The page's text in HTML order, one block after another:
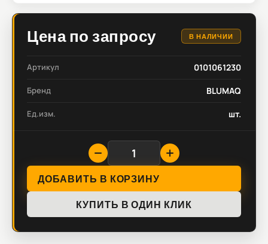
Цена по запросу В НАЛИЧИИ
Артикул 0101061230
Бренд BLUMAQ
Ед.изм. шт.
ДОБАВИТЬ В КОРЗИНУ
КУПИТЬ В ОДИН КЛИК